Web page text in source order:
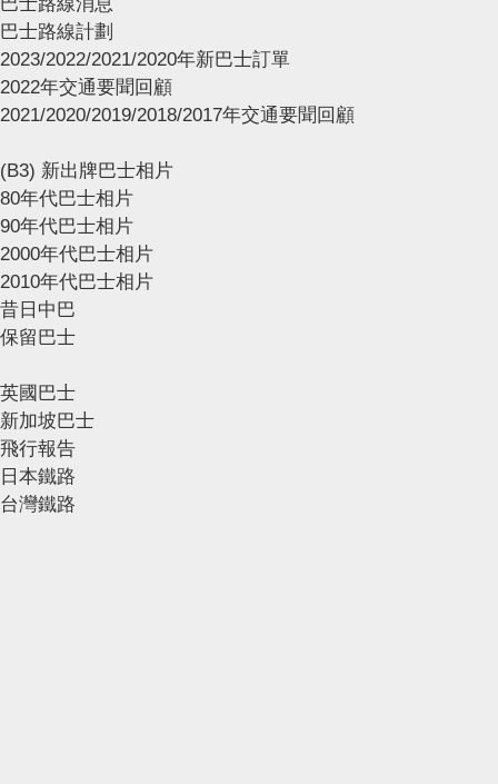
巴士路線計劃
2023/2022/2021/2020年新巴士訂單
2022年交通要聞回顧
2021/2020/2019/2018/2017年交通要聞回顧
(B3) 新出牌巴士相片
80年代巴士相片
90年代巴士相片
2000年代巴士相片
2010年代巴士相片
昔日中巴
保留巴士
英國巴士
新加坡巴士
飛行報告
日本鐵路
台灣鐵路